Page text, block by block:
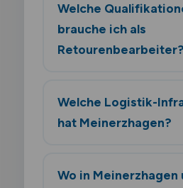
Welche
brauche ich als
Retourenbearbeiter?
Welche Logistik-
hat Meinerzhagen?
Wo in Meinerzhagen